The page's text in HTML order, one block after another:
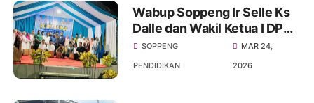
Wabup Soppeng Ir Selle Ks
Dalle dan Wakil Ketua I DPRD
Soppeng H.Naspiding Hadiri
Acara Halal Bihalal SMP
SOPPENG
PENDIDIKAN
MAR 24,
2026